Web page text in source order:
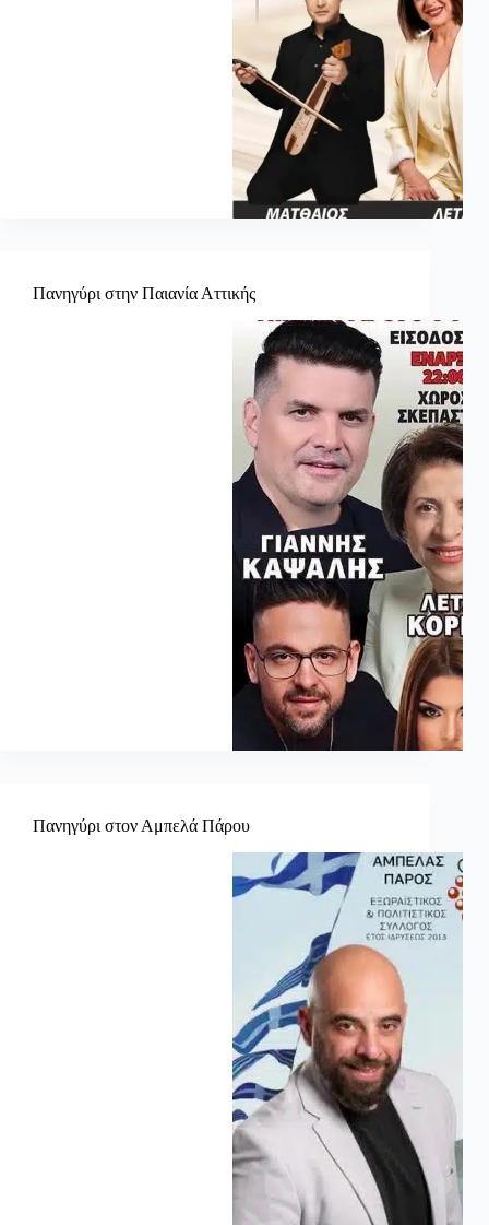
Πανηγύρι στην Παιανία Αττικής
Πανηγύρι στον Αμπελά Πάρου